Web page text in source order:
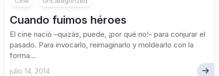
Cuando fuimos héroes
El cine nació –quizás, puede, ¡por qué no!- para conjurar el
pasado. Para invocarlo, reimaginarlo y moldearlo con la
forma...
julio 14, 2014